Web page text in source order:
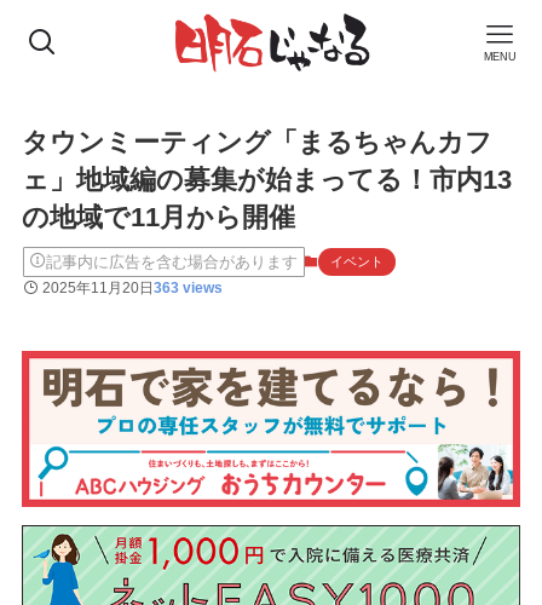
MENU
タウンミーティング「まるちゃんカフ
ェ」地域編の募集が始まってる！市内13
の地域で11月から開催
記事内に広告を含む場合があります イベント
2025年11月20日363 views